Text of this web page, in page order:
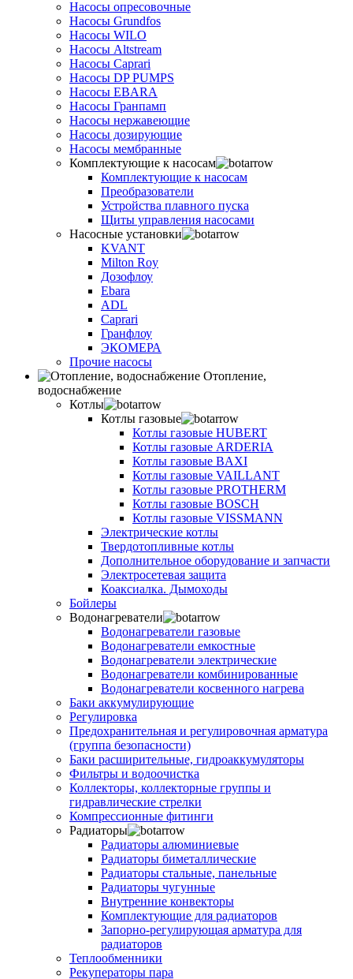
Насосы опресовочные
Насосы Grundfos
Насосы WILO
Насосы Altstream
Насосы Caprari
Насосы DP PUMPS
Насосы EBARA
Насосы Гранпамп
Насосы нержавеющие
Насосы дозирующие
Насосы мембранные
Комплектующие к насосам
Комплектующие к насосам
Преобразователи
Устройства плавного пуска
Щиты управления насосами
Насосные установки
KVANT
Milton Roy
Дозофлоу
Ebara
ADL
Caprari
Гранфлоу
ЭКОМЕРА
Прочие насосы
Отопление,
водоснабжение
Котлы
Котлы газовые
Котлы газовые HUBERT
Котлы газовые ARDERIA
Котлы газовые BAXI
Котлы газовые VAILLANT
Котлы газовые PROTHERM
Котлы газовые BOSCH
Котлы газовые VISSMANN
Электрические котлы
Твердотопливные котлы
Дополнительное оборудование и запчасти
Электросетевая защита
Коаксиалка. Дымоходы
Бойлеры
Водонагреватели
Водонагреватели газовые
Водонагреватели емкостные
Водонагреватели электрические
Водонагреватели комбинированные
Водонагреватели косвенного нагрева
Баки аккумулирующие
Регулировка
Предохранительная и регулировочная арматура
(группа безопасности)
Баки расширительные, гидроаккумуляторы
Фильтры и водоочистка
Коллекторы, коллекторные группы и
гидравлические стрелки
Компрессионные фитинги
Радиаторы
Радиаторы алюминиевые
Радиаторы биметаллические
Радиаторы стальные, панельные
Радиаторы чугунные
Внутренние конвекторы
Комплектующие для радиаторов
Запорно-регулирующая арматура для
радиаторов
Теплообменники
Рекуператоры пара